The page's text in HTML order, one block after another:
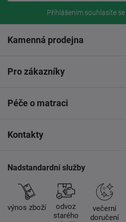
Přihlášením souhlasíte se
Kamenná prodejna
Pro zákazníky
Péče o matraci
Kontakty
Nadstandardní služby
výnos zboží
odvoz
starého
večerní
doručení